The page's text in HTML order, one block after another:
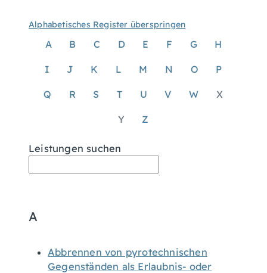
Alphabetisches Register überspringen
A B C D E F G H
I J K L M N O P
Q R S T U V W X
Y Z
Leistungen suchen
A
Abbrennen von pyrotechnischen
Gegenständen als Erlaubnis- oder